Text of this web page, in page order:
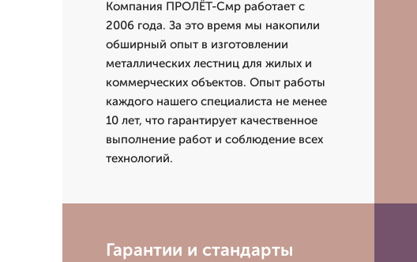
Компания ПРОЛЁТ-Смр работает с
2006 года. За это время мы накопили
обширный опыт в изготовлении
металлических лестниц для жилых и
коммерческих объектов. Опыт работы
каждого нашего специалиста не менее
10 лет, что гарантирует качественное
выполнение работ и соблюдение всех
технологий.
Гарантии и стандарты